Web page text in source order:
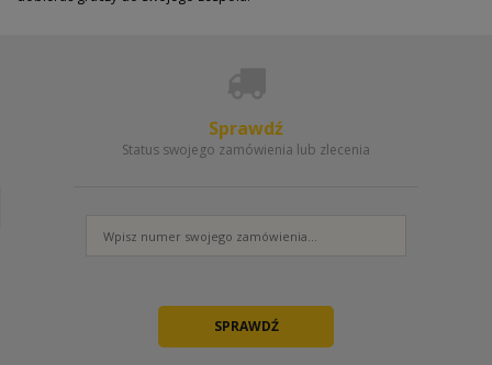
Sprawdź
Status swojego zamówienia lub zlecenia